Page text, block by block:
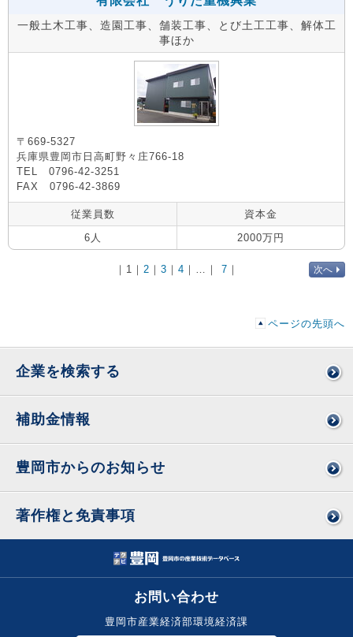
一般土木工事、造園工事、舗装工事、とび土工工事、解体工
事ほか
〒669-5327
兵庫県豊岡市日高町野々庄766-18
TEL 0796-42-3251
FAX 0796-42-3869
従業員数
資本金
6人
2000万円
｜ 1 ｜ 2 ｜ 3 ｜ 4 ｜…｜ 7 ｜ 次へ
ページの先頭へ
企業を検索する
補助金情報
豊岡市からのお知らせ
著作権と免責事項
お問い合わせ
豊岡市産業経済部環境経済課